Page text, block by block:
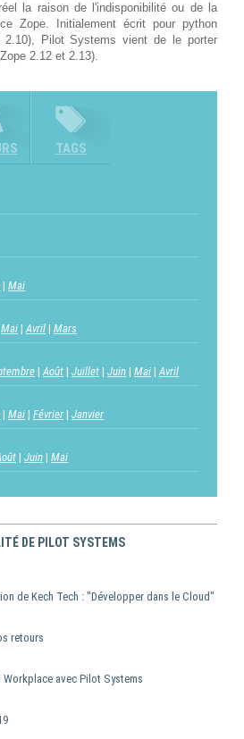
la raison de l'indisponibilité ou de la
Zope. Initialement écrit pour python
2.10), Pilot Systems vient de le porter
2.12 et 2.13).
TAGS
Mai
Mai Avril Mars
Août Juillet Juin Mai Avril
Mai Février Janvier
Juin Mai
DE PILOT SYSTEMS
de Kech Tech : "Développer dans le Cloud"
retours
avec Pilot Systems